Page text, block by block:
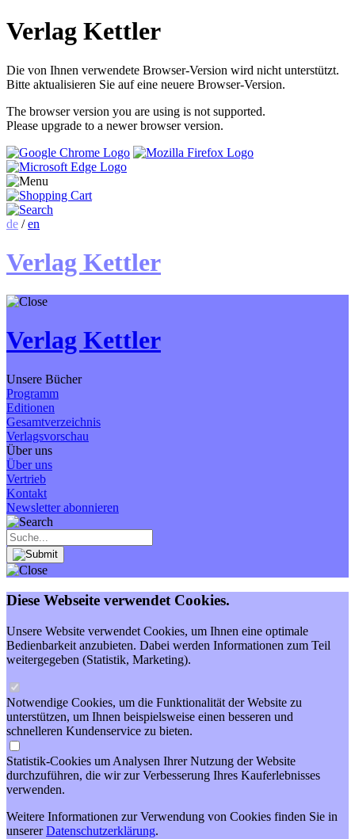
Verlag Kettler
Die von Ihnen verwendete Browser-Version wird nicht unterstützt.
Bitte aktualisieren Sie auf eine neuere Browser-Version.
The browser version you are using is not supported.
Please upgrade to a newer browser version.
de /en
Verlag Kettler
Verlag Kettler
Unsere Bücher
Programm
Editionen
Gesamtverzeichnis
Verlagsvorschau
Über uns
Über uns
Vertrieb
Kontakt
Newsletter abonnieren
Diese Webseite verwendet Cookies.
Unsere Website verwendet Cookies, um Ihnen eine optimale
Bedienbarkeit anzubieten. Dabei werden Informationen zum Teil
weitergegeben (Statistik, Marketing).
Notwendige Cookies, um die Funktionalität der Website zu
unterstützen, um Ihnen beispielsweise einen besseren und
schnelleren Kundenservice zu bieten.
Statistik-Cookies um Analysen Ihrer Nutzung der Website
durchzuführen, die wir zur Verbesserung Ihres Kauferlebnisses
verwenden.
Weitere Informationen zur Verwendung von Cookies finden Sie in
unsererDatenschutzerklärung.